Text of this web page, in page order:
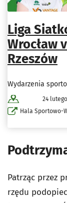
Liga
Wrocław
Rzeszów
Wydarzenia
24
Hala Sportowo-
Patrząc przez
rzędu